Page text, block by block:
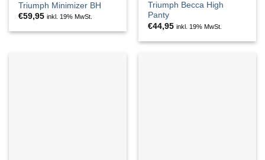
Triumph Minimizer BH
€59,95 inkl. 19% MwSt.
Triumph Becca High
Panty
€44,95 inkl. 19% MwSt.